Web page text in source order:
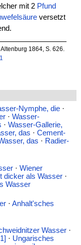
mit 2 Pfund
versetzt
1864, S. 626.
Nymphe, die·
· Wasser-
· Wasser-Gallerie,
das · Cement-
das · Radier-
· Wiener
dicker als Wasser·
Wasser
· Anhalt'sches
Wasser·
· Ungarisches